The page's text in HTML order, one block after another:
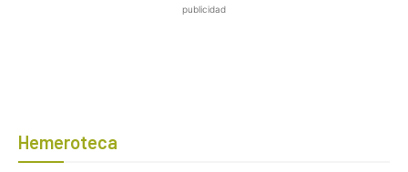
publicidad
Hemeroteca